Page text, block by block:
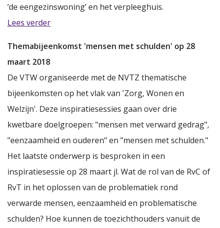
‘de eengezinswoning’ en het verpleeghuis.
Lees verder
Themabijeenkomst 'mensen met schulden' op 28
maart 2018
De VTW organiseerde met de NVTZ thematische
bijeenkomsten op het vlak van 'Zorg, Wonen en
Welzijn'. Deze inspiratiesessies gaan over drie
kwetbare doelgroepen: "mensen met verward gedrag",
"eenzaamheid en ouderen" en "mensen met schulden."
Het laatste onderwerp is besproken in een
inspiratiesessie op 28 maart jl. Wat de rol van de RvC of
RvT in het oplossen van de problematiek rond
verwarde mensen, eenzaamheid en problematische
schulden? Hoe kunnen de toezichthouders vanuit de